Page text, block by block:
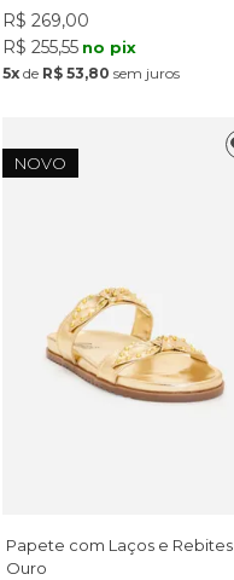
R$ 269,00
R$ 255,55 no pix
5xde R$ 53,80 sem juros
NOVO
Papete com Laços e Rebites
Ouro